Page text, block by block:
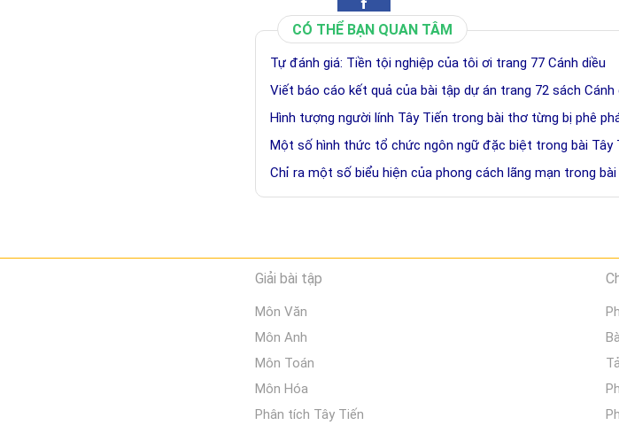
CÓ THỂ BẠN QUAN TÂM
Tự đánh giá: Tiền tội nghiệp của tôi ơi trang 77 Cánh diều
Viết báo cáo kết quả của bài tập dự án trang 72 sách Cánh
Hình tượng người lính Tây Tiến trong bài thơ từng bị phê
Một số hình thức tổ chức ngôn ngữ đặc biệt trong bài Tây
Chỉ ra một số biểu hiện của phong cách lãng mạn trong
Giải bài tập
Môn Văn
Môn Anh
Môn Toán
Môn Hóa
Phân tích Tây Tiến